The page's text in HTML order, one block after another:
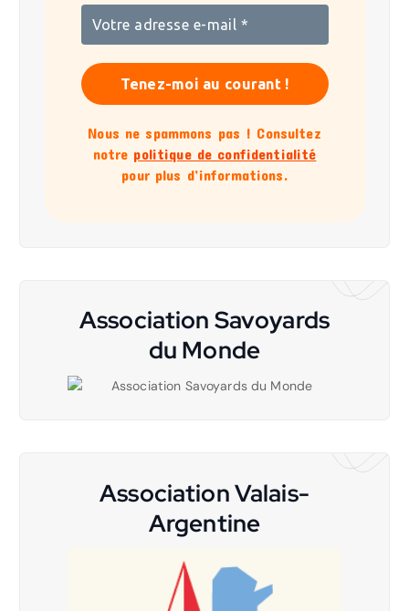
Nous ne spammons pas ! Consultez
notre politique de confidentialité
pour plus d’informations.
Association Savoyards
du Monde
Association Valais-
Argentine